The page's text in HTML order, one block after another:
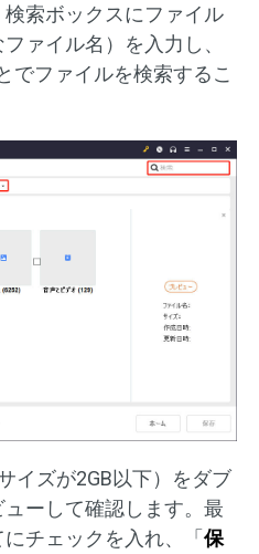
索ボックスにファイル
ァイル名）を入力し、
でファイルを検索するこ
イズが2GB以下）をダブ
ーして確認します。最
チェックを入れ、「保